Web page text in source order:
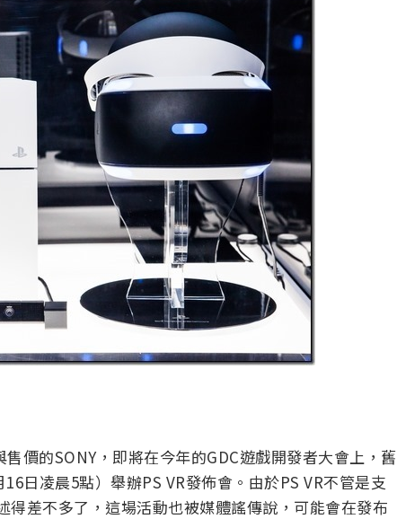
價的SONY，即將在今年的GDC遊戲開發者大會上，舊
日凌晨5點）舉辦PS VR發佈會。由於PS VR不管是支
差不多了，這場活動也被媒體謠傳說，可能會在發布